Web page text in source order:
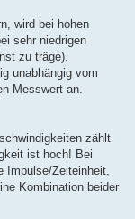
wird bei hohen
sehr niedrigen
zu träge).
unabhängig vom
Messwert an.
zählt
ist hoch! Bei
Impulse/Zeiteinheit,
Kombination beider